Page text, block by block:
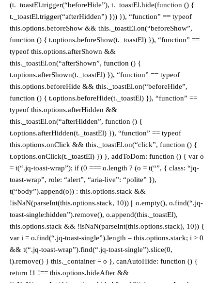
(t._toastEl.trigger(“beforeHide”), t._toastEl.hide(function () {
t._toastEl.trigger(“afterHidden”) })) }), “function” == typeof
this.options.beforeShow && this._toastEl.on(“beforeShow”,
function () { t.options.beforeShow(t._toastEl) }), “function” ==
typeof this.options.afterShown &&
this._toastEl.on(“afterShown”, function () {
t.options.afterShown(t._toastEl) }), “function” == typeof
this.options.beforeHide && this._toastEl.on(“beforeHide”,
function () { t.options.beforeHide(t._toastEl) }), “function” ==
typeof this.options.afterHidden &&
this._toastEl.on(“afterHidden”, function () {
t.options.afterHidden(t._toastEl) }), “function” == typeof
this.options.onClick && this._toastEl.on(“click”, function () {
t.options.onClick(t._toastEl) }) }, addToDom: function () { var o
= t(“.jq-toast-wrap”); if (0 === o.length ? (o = t(“”, { class: “jq-
toast-wrap”, role: “alert”, “aria-live”: “polite” }),
t(“body”).append(o)) : this.options.stack &&
!isNaN(parseInt(this.options.stack, 10)) || o.empty(), o.find(“.jq-
toast-single:hidden”).remove(), o.append(this._toastEl),
this.options.stack && !isNaN(parseInt(this.options.stack), 10)) {
var i = o.find(“.jq-toast-single”).length – this.options.stack; i > 0
&& t(“.jq-toast-wrap”).find(“.jq-toast-single”).slice(0,
i).remove() } this._container = o }, canAutoHide: function () {
return !1 !== this.options.hideAfter &&